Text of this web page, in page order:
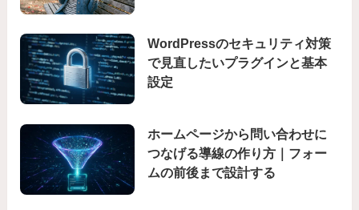
WordPressのセキュリティ対策
で見直したいプラグインと基本
設定
ホームページから問い合わせに
つなげる導線の作り方｜フォー
ムの前後まで設計する